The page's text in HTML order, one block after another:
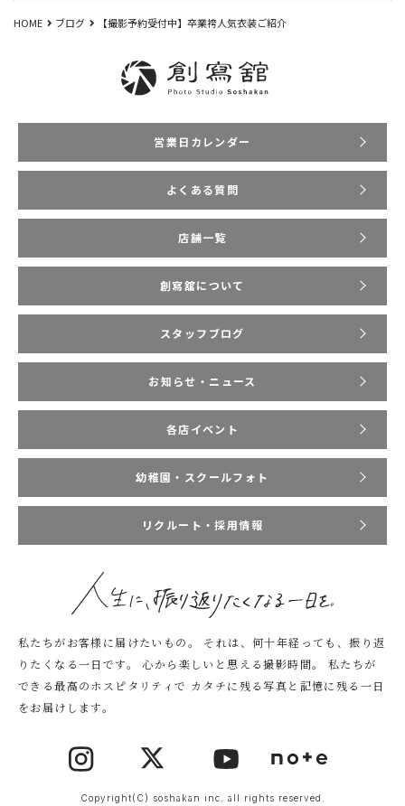
HOME ブログ 【撮影予約受付中】卒業袴人気衣装ご紹介
営業日カレンダー
よくある質問
店舗一覧
創寫舘について
スタッフブログ
お知らせ・ニュース
各店イベント
幼稚園・スクールフォト
リクルート・採用情報
私たちがお客様に届けたいもの。
それは、何十年経っても、振り返
りたくなる一日です。
心から楽しいと思える撮影時間。
私たちが
できる最高のホスピタリティで カタチに残る写真と記憶に残る一日
をお届けします。
Copyright(C) soshakan inc. all rights reserved.